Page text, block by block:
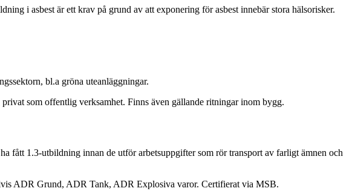
i asbest är ett krav på grund av att exponering för asbest innebär stora hälsorisker.
bl.a gröna uteanläggningar.
som offentlig verksamhet. Finns även gällande ritningar inom bygg.
fått 1.3-utbildning innan de utför arbetsuppgifter som rör transport av farligt ämnen och
ADR Grund, ADR Tank, ADR Explosiva varor. Certifierat via MSB.